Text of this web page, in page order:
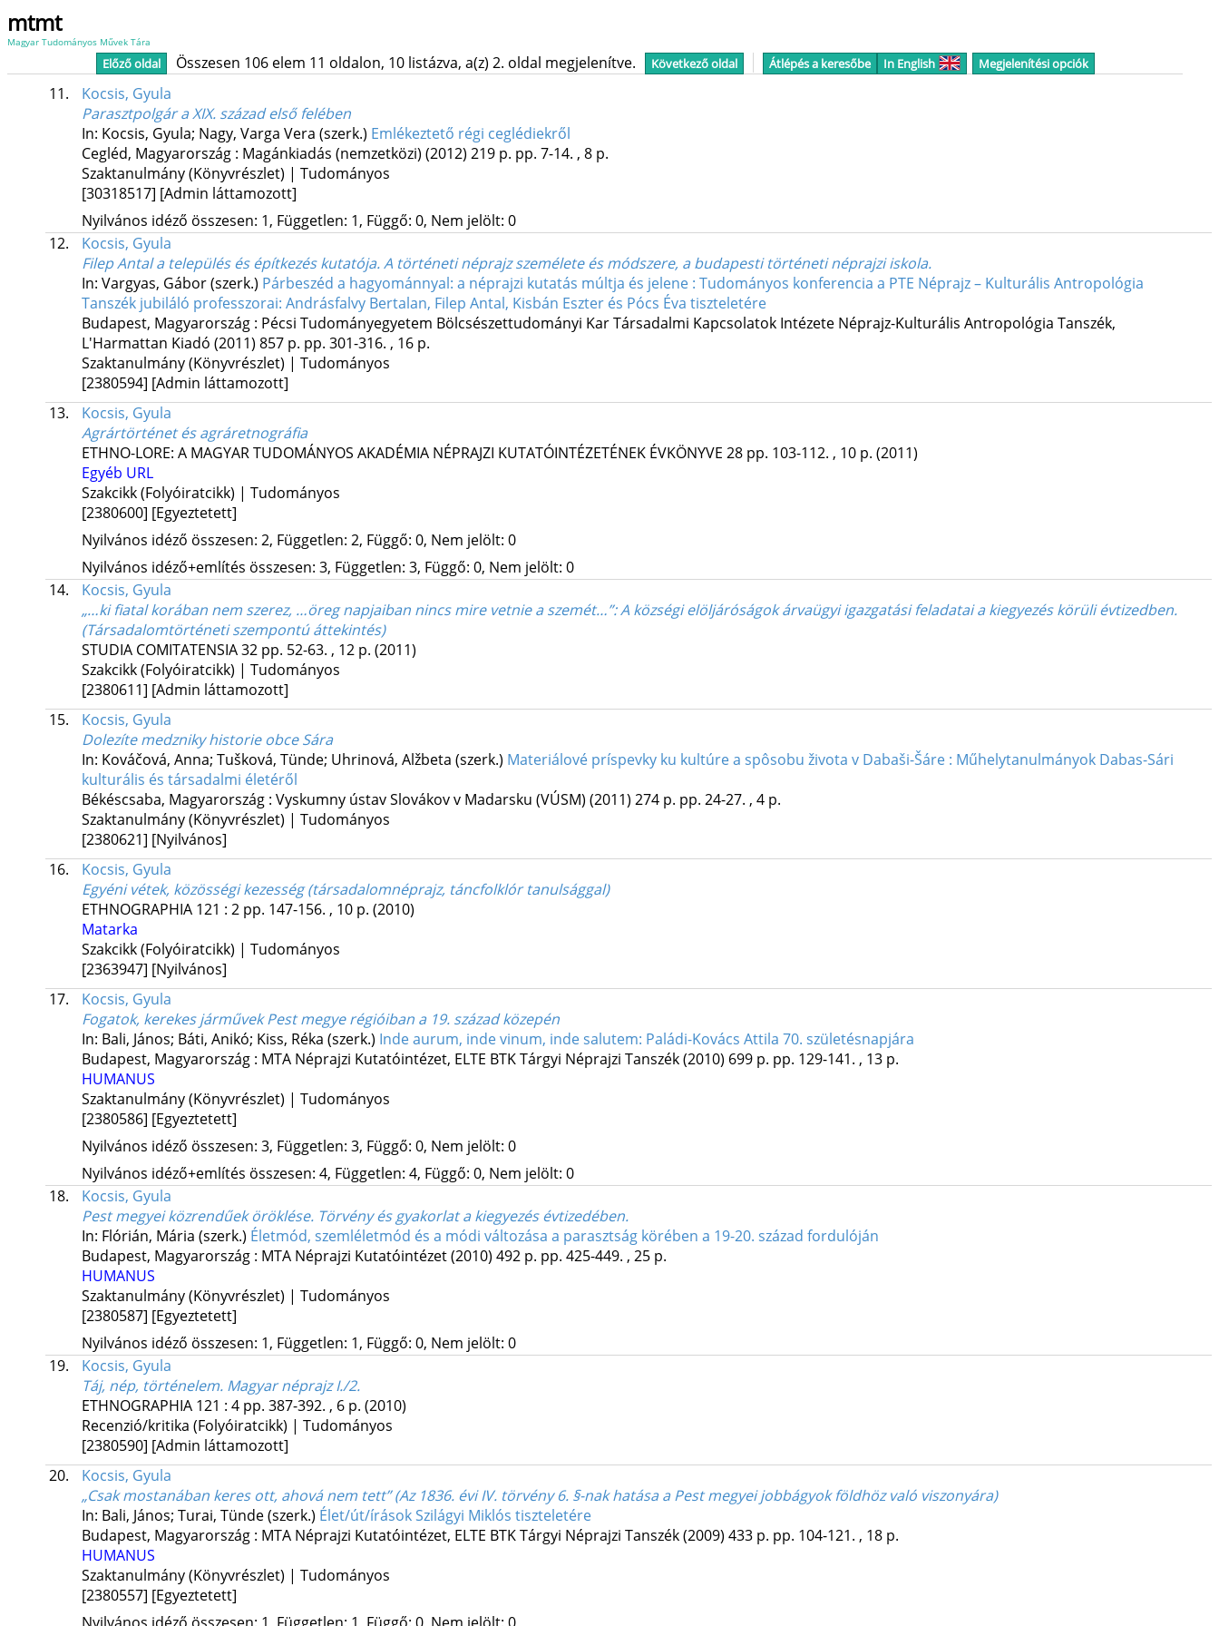
mtmt
Magyar Tudományos Művek Tára
Előző oldal Összesen 106 elem 11 oldalon, 10 listázva, a(z) 2. oldal megjelenítve. Következő oldal Átlépés a keresőbe In English Megjelenítési opciók
11.
Kocsis, Gyula
Parasztpolgár a XIX. század első felében
In: Kocsis, Gyula; Nagy, Varga Vera (szerk.) Emlékeztető régi ceglédiekről
Cegléd, Magyarország : Magánkiadás (nemzetközi) (2012) 219 p. pp. 7-14. , 8 p.
Szaktanulmány (Könyvrészlet) | Tudományos
[30318517] [Admin láttamozott]
Nyilvános idéző összesen: 1, Független: 1, Függő: 0, Nem jelölt: 0
12.
Kocsis, Gyula
Filep Antal a település és építkezés kutatója. A történeti néprajz személete és módszere, a budapesti történeti néprajzi iskola.
In: Vargyas, Gábor (szerk.) Párbeszéd a hagyománnyal: a néprajzi kutatás múltja és jelene : Tudományos konferencia a PTE Néprajz – Kulturális Antropológia
Tanszék jubiláló professzorai: Andrásfalvy Bertalan, Filep Antal, Kisbán Eszter és Pócs Éva tiszteletére
Budapest, Magyarország : Pécsi Tudományegyetem Bölcsészettudományi Kar Társadalmi Kapcsolatok Intézete Néprajz-Kulturális Antropológia Tanszék,
L'Harmattan Kiadó (2011) 857 p. pp. 301-316. , 16 p.
Szaktanulmány (Könyvrészlet) | Tudományos
[2380594] [Admin láttamozott]
13.
Kocsis, Gyula
Agrártörténet és agráretnográfia
ETHNO-LORE: A MAGYAR TUDOMÁNYOS AKADÉMIA NÉPRAJZI KUTATÓINTÉZETÉNEK ÉVKÖNYVE 28 pp. 103-112. , 10 p. (2011)
Egyéb URL
Szakcikk (Folyóiratcikk) | Tudományos
[2380600] [Egyeztetett]
Nyilvános idéző összesen: 2, Független: 2, Függő: 0, Nem jelölt: 0
Nyilvános idéző+említés összesen: 3, Független: 3, Függő: 0, Nem jelölt: 0
14.
Kocsis, Gyula
„…ki fiatal korában nem szerez, …öreg napjaiban nincs mire vetnie a szemét…”: A községi elöljáróságok árvaügyi igazgatási feladatai a kiegyezés körüli évtizedben.
(Társadalomtörténeti szempontú áttekintés)
STUDIA COMITATENSIA32 pp. 52-63. , 12 p. (2011)
Szakcikk (Folyóiratcikk) | Tudományos
[2380611] [Admin láttamozott]
15.
Kocsis, Gyula
Dolezíte medzniky historie obce Sára
In: Kováčová, Anna; Tušková, Tünde; Uhrinová, Alžbeta (szerk.) Materiálové príspevky ku kultúre a spôsobu života v Dabaši-Šáre : Műhelytanulmányok Dabas-Sári
kulturális és társadalmi életéről
Békéscsaba, Magyarország : Vyskumny ústav Slovákov v Madarsku (VÚSM) (2011) 274 p. pp. 24-27. , 4 p.
Szaktanulmány (Könyvrészlet) | Tudományos
[2380621] [Nyilvános]
16.
Kocsis, Gyula
Egyéni vétek, közösségi kezesség (társadalomnéprajz, táncfolklór tanulsággal)
ETHNOGRAPHIA 121 : 2 pp. 147-156. , 10 p. (2010)
Matarka
Szakcikk (Folyóiratcikk) | Tudományos
[2363947] [Nyilvános]
17.
Kocsis, Gyula
Fogatok, kerekes járművek Pest megye régióiban a 19. század közepén
In: Bali, János; Báti, Anikó; Kiss, Réka (szerk.) Inde aurum, inde vinum, inde salutem: Paládi-Kovács Attila 70. születésnapjára
Budapest, Magyarország : MTA Néprajzi Kutatóintézet, ELTE BTK Tárgyi Néprajzi Tanszék(2010) 699 p. pp. 129-141. , 13 p.
HUMANUS
Szaktanulmány (Könyvrészlet) | Tudományos
[2380586] [Egyeztetett]
Nyilvános idéző összesen: 3, Független: 3, Függő: 0, Nem jelölt: 0
Nyilvános idéző+említés összesen: 4, Független: 4, Függő: 0, Nem jelölt: 0
18.
Kocsis, Gyula
Pest megyei közrendűek öröklése. Törvény és gyakorlat a kiegyezés évtizedében.
In: Flórián, Mária (szerk.) Életmód, szemléletmód és a módi változása a parasztság körében a 19-20. század fordulóján
Budapest, Magyarország : MTA Néprajzi Kutatóintézet(2010) 492 p. pp. 425-449. , 25 p.
HUMANUS
Szaktanulmány (Könyvrészlet) | Tudományos
[2380587] [Egyeztetett]
Nyilvános idéző összesen: 1, Független: 1, Függő: 0, Nem jelölt: 0
19.
Kocsis, Gyula
Táj, nép, történelem. Magyar néprajz I./2.
ETHNOGRAPHIA 121 : 4 pp. 387-392. , 6 p. (2010)
Recenzió/kritika (Folyóiratcikk) | Tudományos
[2380590] [Admin láttamozott]
20.
Kocsis, Gyula
„Csak mostanában keres ott, ahová nem tett” (Az 1836. évi IV. törvény 6. §-nak hatása a Pest megyei jobbágyok földhöz való viszonyára)
In: Bali, János; Turai, Tünde (szerk.) Élet/út/írások Szilágyi Miklós tiszteletére
Budapest, Magyarország : MTA Néprajzi Kutatóintézet, ELTE BTK Tárgyi Néprajzi Tanszék(2009) 433 p. pp. 104-121. , 18 p.
HUMANUS
Szaktanulmány (Könyvrészlet) | Tudományos
[2380557] [Egyeztetett]